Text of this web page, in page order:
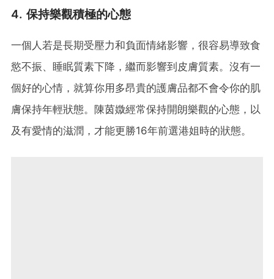
4. 保持樂觀積極的心態
一個人若是長期受壓力和負面情緒影響，很容易導致食
慾不振、睡眠質素下降，繼而影響到皮膚質素。沒有一
個好的心情，就算你用多昂貴的護膚品都不會令你的肌
膚保持年輕狀態。陳茵媺經常保持開朗樂觀的心態，以
及有愛情的滋潤，才能更勝16年前選港姐時的狀態。